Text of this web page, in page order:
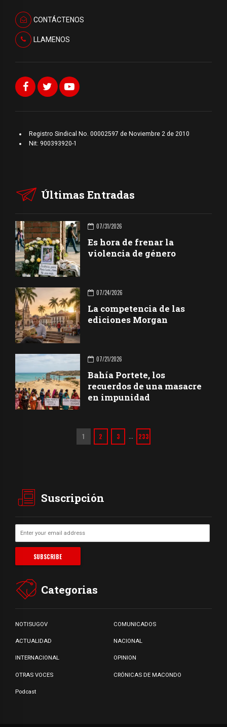
CONTÁCTENOS
LLAMENOS
Registro Sindical No. 00002597 de Noviembre 2 de 2010
Nit: 900393920-1
Últimas Entradas
07/31/2026
Es hora de frenar la
violencia de género
07/24/2026
La competencia de las
ediciones Morgan
07/21/2026
Bahía Portete, los
recuerdos de una masacre
en impunidad
1 2 3 … 233
Suscripción
Categorias
NOTISUGOV COMUNICADOS
ACTUALIDAD NACIONAL
INTERNACIONAL OPINION
OTRAS VOCES CRÓNICAS DE MACONDO
Podcast